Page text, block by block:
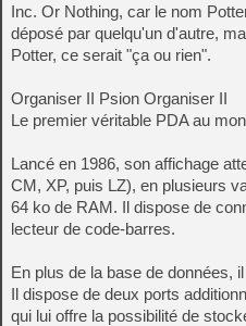
Inc. Or Nothing, car le nom
déposé par quelqu'un d'autre,
Potter, ce serait "ça ou rien".
Organiser II Psion Organiser II
Le premier véritable PDA au
Lancé en 1986, son affichage
CM, XP, puis LZ), en plusieurs
64 ko de RAM. Il dispose de
lecteur de code-barres.
En plus de la base de données,
Il dispose de deux ports
qui lui offre la possibilité de